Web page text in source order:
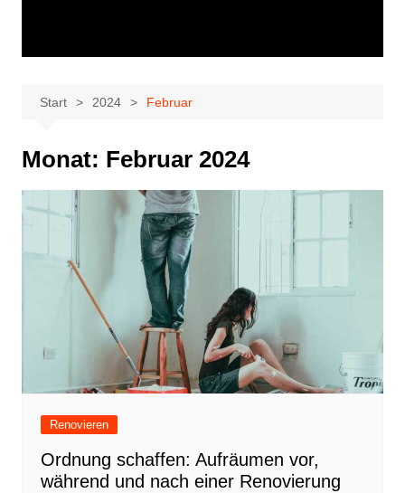
Start 2024 Februar
Monat: Februar 2024
Renovieren
Ordnung schaffen: Aufräumen vor,
während und nach einer Renovierung